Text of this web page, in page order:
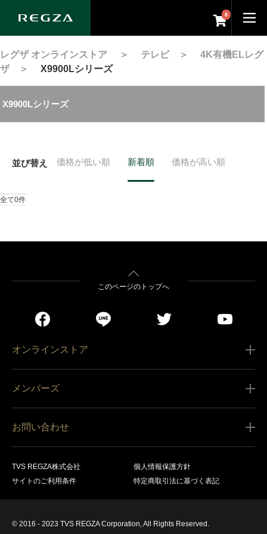
0
レグザ オンラインストア ＞ テレビ＞ 4K有機ELレグ
ザ＞ X9900Lシリーズ
X9900Lシリーズ
並び替え 価格が低い順 新着順 価格が高い順
全て0件
このページのトップへ
オンラインストア
営業日カレンダー
メンバーズ
会員規約
商品登録
お問い合わせ
TVS REGZA株式会社
個人情報保護方針
サイトのご利用条件
特定商取引法に基づく表記
© 2016 - 2023 TVS REGZA Corporation, All Rights Reserved.